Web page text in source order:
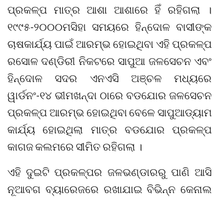
ପ୍ରକଳ୍ପ ମାତ୍ର ଆଶା ଆଶାରେ ହିଁ ରହିଗଲା ।
୧୯୯୫-୨୦୦୦ମସିହା ସମୟରେ ହିନ୍ଦୋଳ ବାସୀଙ୍କ
ଚାଷକାର୍ଯ୍ୟ ପାଇଁ ଆରମ୍ଭ ହୋଇଥିବା ଏହି ପ୍ରକଳ୍ପ
ରସୋଳ ଦଣ୍ଡିରୀ ନିକଟରେ ସାପୁଆ ଜଳସେଚନ ଏବଂ
ହିନ୍ଦୋଳ ସଦର ଏନଏସି ଅଞ୍ଚଳ ମଧ୍ୟରେ
ୱାର୍ଡନଂ-୧୪ ଭୀମଖନ୍ଦା ଠାରେ ବଡଯୋର ଜଳସେଚନ
ପ୍ରକଳ୍ପ ଆରମ୍ଭ ହୋଇଥିବା ବେଳେ ସାପୁଆଡ୍ୟାମ
କାର୍ଯ୍ୟ ହୋଇଥିଲା ମାତ୍ର ବଡଯୋର ପ୍ରକଳ୍ପ
କାଗଜ କଲମରେ ସୀମିତ ରହିଗଲା ।
ଏହି ଦୁଇଟି ପ୍ରକଳ୍ପର ଜଳଭଣ୍ଡାରରୁ ପାଣି ଆସି
ନୂଆବଗ ବ୍ୟାରେଜରେ ରଖାଯାଇ ବିଭିନ୍ନ କେନାଲ